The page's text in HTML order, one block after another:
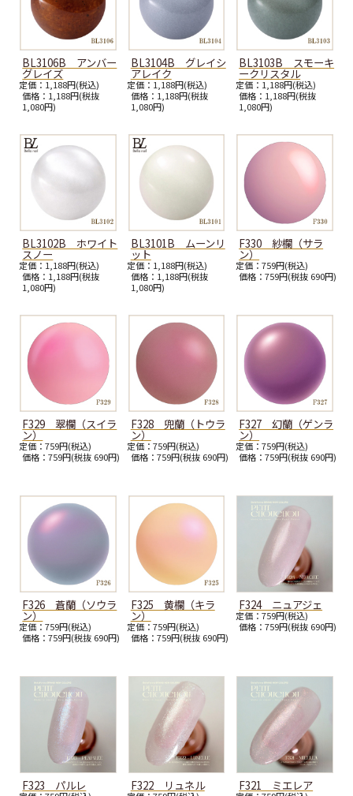
BL3106B アンバー
グレイズ
定価：1,188円(税込)
価格：1,188円(税抜
1,080円)
BL3104B グレイシ
アレイク
定価：1,188円(税込)
価格：1,188円(税抜
1,080円)
BL3103B スモーキ
ークリスタル
定価：1,188円(税込)
価格：1,188円(税抜
1,080円)
BL3102B ホワイト
スノー
定価：1,188円(税込)
価格：1,188円(税抜
1,080円)
BL3101B ムーンリ
ット
定価：1,188円(税込)
価格：1,188円(税抜
1,080円)
F330 紗欄（サラ
ン）
定価：759円(税込)
価格：759円(税抜 690円)
F329 翠欄（スイラ
ン）
定価：759円(税込)
価格：759円(税抜 690円)
F328 兜蘭（トウラ
ン）
定価：759円(税込)
価格：759円(税抜 690円)
F327 幻蘭（ゲンラ
ン）
定価：759円(税込)
価格：759円(税抜 690円)
F326 蒼蘭（ソウラ
ン）
定価：759円(税込)
価格：759円(税抜 690円)
F325 黄欄（キラ
ン）
定価：759円(税込)
価格：759円(税抜 690円)
F324 ニュアジェ
定価：759円(税込)
価格：759円(税抜 690円)
F323 パルレ F322 リュネル F321 ミエレア